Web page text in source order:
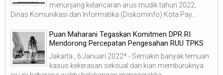
menunjang kelancaran arus mudik tahun 2022,
Dinas Komunikasi dan Informatika (Diskominfo) Kota Pay...
Puan Maharani Tegaskan Komitmen DPR RI
Mendorong Percepatan Pengesahan RUU TPKS
Jakarta , 6 Januari 2022* - Semakin banyak temuan
kasus kekerasan seksual dan kian memburuknya